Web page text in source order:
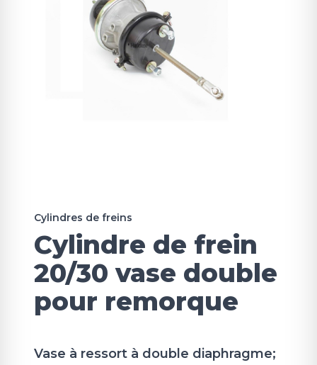
Cylindres de freins
Cylindre de frein
20/30 vase double
pour remorque
Vase à ressort à double diaphragme;